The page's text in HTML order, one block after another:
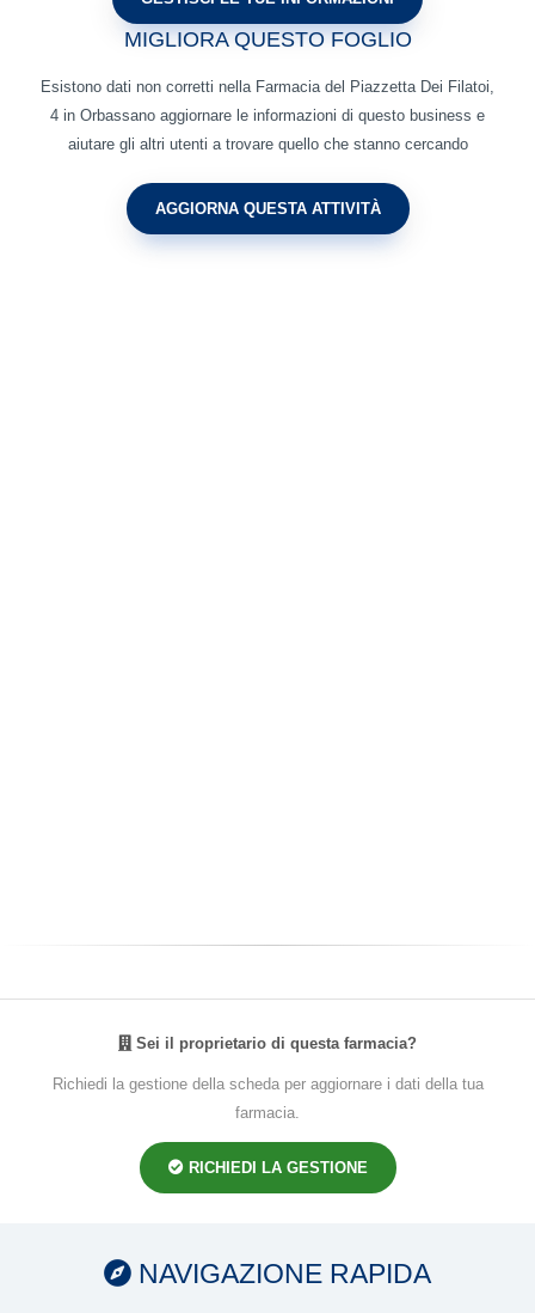
MIGLIORA QUESTO FOGLIO
Esistono dati non corretti nella Farmacia del Piazzetta Dei Filatoi,
4 in Orbassano aggiornare le informazioni di questo business e
aiutare gli altri utenti a trovare quello che stanno cercando
Sei il proprietario di questa farmacia?
Richiedi la gestione della scheda per aggiornare i dati della tua
farmacia.
RICHIEDI LA GESTIONE
NAVIGAZIONE RAPIDA